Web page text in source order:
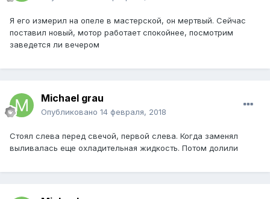
Я его измерил на опеле в мастерской, он мертвый. Сейчас
поставил новый, мотор работает спокойнее, посмотрим
заведется ли вечером
Michael grau
Опубликовано 14 февраля, 2018
Стоял слева перед свечой, первой слева. Когда заменял
выливалась еще охладительная жидкость. Потом долили